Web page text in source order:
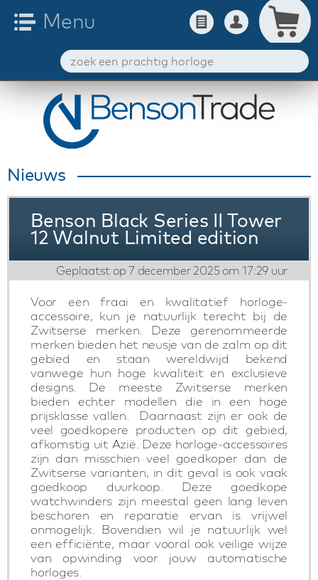
Nieuws
Benson Black Series II Tower
12 Walnut Limited edition
Geplaatst op 7 december 2025 om 17:29 uur
Voor een fraai en kwalitatief horloge-
accessoire, kun je natuurlijk terecht bij de
Zwitserse merken. Deze gerenommeerde
merken bieden het neusje van de zalm op dit
gebied en staan wereldwijd bekend
vanwege hun hoge kwaliteit en exclusieve
designs. De meeste Zwitserse merken
bieden echter modellen die in een hoge
prijsklasse vallen. Daarnaast zijn er ook de
veel goedkopere producten op dit gebied,
afkomstig uit Azië. Deze horloge-accessoires
zijn dan misschien veel goedkoper dan de
Zwitserse varianten, in dit geval is ook vaak
goedkoop duurkoop. Deze goedkope
watchwinders zijn meestal geen lang leven
beschoren en reparatie ervan is vrijwel
onmogelijk. Bovendien wil je natuurlijk wel
een efficiënte, maar vooral ook veilige wijze
van opwinding voor jouw automatische
horloges.